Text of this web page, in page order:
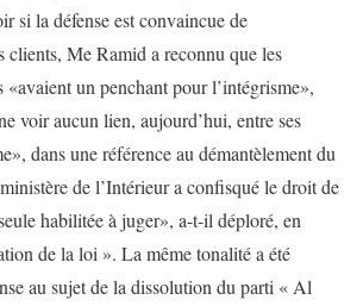
si la défense est convaincue de
clients, Me Ramid a reconnu que les
un penchant pour l’intégrisme»,
voir aucun lien, aujourd’hui, entre ses
dans une référence au démantèlement du
de l’Intérieur a confisqué le droit de
habilitée à juger», a-t-il déploré, en
de la loi ». La même tonalité a été
au sujet de la dissolution du parti « Al